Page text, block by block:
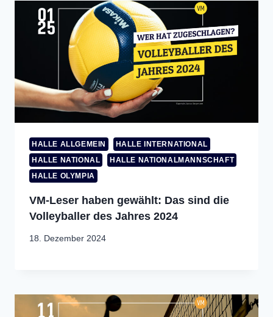
HALLE ALLGEMEIN
HALLE INTERNATIONAL
HALLE NATIONAL
HALLE NATIONALMANNSCHAFT
HALLE OLYMPIA
VM-Leser haben gewählt: Das sind die
Volleyballer des Jahres 2024
18. Dezember 2024